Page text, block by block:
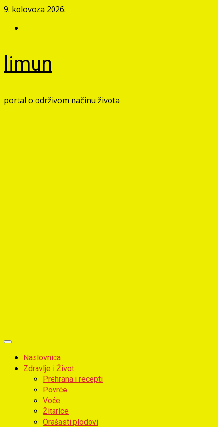
Skip
content
9. kolovoza 2026.
limun
portal o održivom načinu života
Primary
MenuNaslovnica
Zdravlje i Život
Prehrana i recepti
Povrće
Voće
Žitarice
Orašasti plodovi